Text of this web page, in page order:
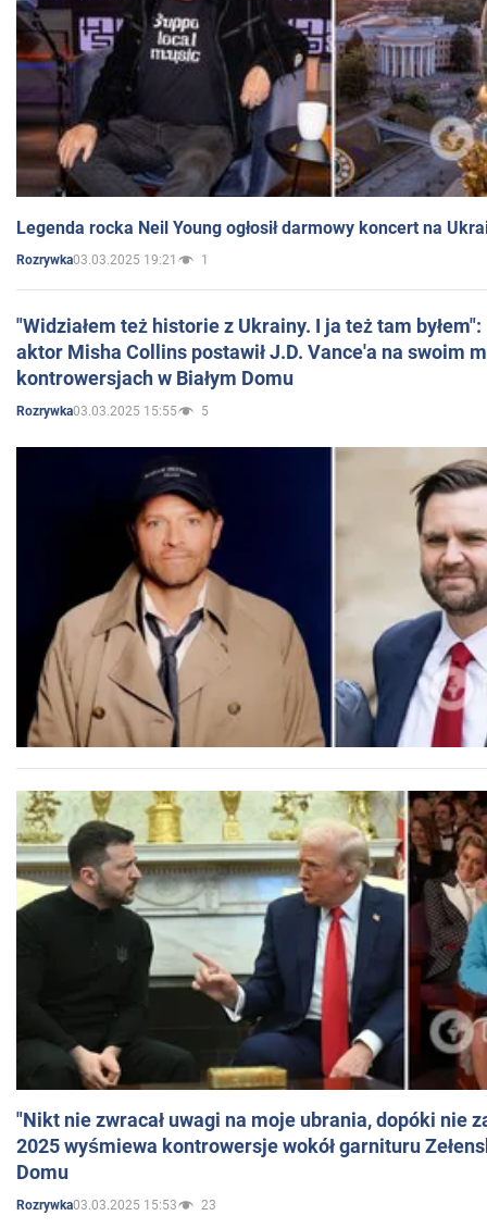
Legenda rocka Neil Young ogłosił darmowy koncert na
Rozrywka03.03.2025 19:21 1
"Widziałem też historie z Ukrainy. I ja też tam
aktor Misha Collins postawił J.D. Vance'a na swoim
kontrowersjach w Białym Domu
Rozrywka03.03.2025 15:55 5
"Nikt nie zwracał uwagi na moje ubrania, dopóki nie
2025 wyśmiewa kontrowersje wokół garnituru
Domu
Rozrywka03.03.2025 15:53 23